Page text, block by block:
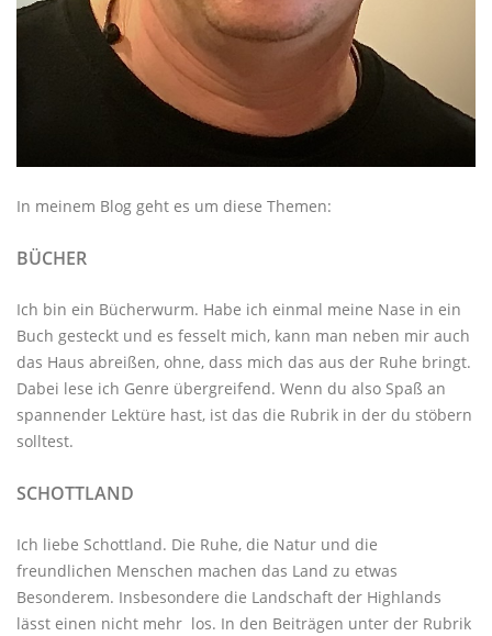
In meinem Blog geht es um diese Themen:
BÜCHER
Ich bin ein Bücherwurm. Habe ich einmal meine Nase in ein
Buch gesteckt und es fesselt mich, kann man neben mir auch
das Haus abreißen, ohne, dass mich das aus der Ruhe bringt.
Dabei lese ich Genre übergreifend. Wenn du also Spaß an
spannender Lektüre hast, ist das die Rubrik in der du stöbern
solltest.
SCHOTTLAND
Ich liebe Schottland. Die Ruhe, die Natur und die
freundlichen Menschen machen das Land zu etwas
Besonderem. Insbesondere die Landschaft der Highlands
lässt einen nicht mehr los. In den Beiträgen unter der Rubrik